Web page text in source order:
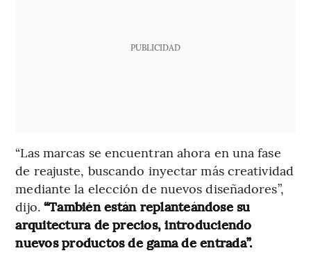
PUBLICIDAD
“Las marcas se encuentran ahora en una fase
de reajuste, buscando inyectar más creatividad
mediante la elección de nuevos diseñadores”,
dijo. “También están replanteándose su
arquitectura de precios, introduciendo
nuevos productos de gama de entrada”.